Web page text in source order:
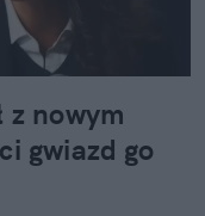
z nowym
gwiazd go